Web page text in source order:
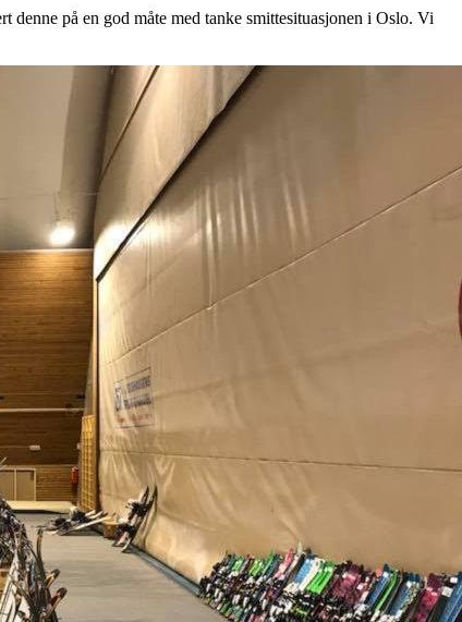
på en god måte med tanke smittesituasjonen i Oslo. Vi